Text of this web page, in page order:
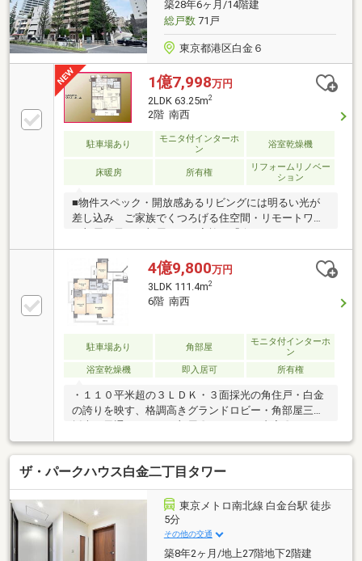
築28年6ヶ月/14階建
総戸数71戸
東京都港区白金６
1億7,998万円
2LDK 63.25m2
2階 南西
駐車場あり
モニタ付インターホ
ン
浴室乾燥機
床暖房 所有権
リフォームリノベー
ション
■物件スペック・開放感あるリビングには明るい光が
差し込み ご家族でくつろげる住空間・リモートワー
使い方ができます・お洋服の仕分けがしやすいお店の
ようなクローゼット■立地・南北線「白金台」駅徒歩9
分 都心への移動もスムーズ・プラチナ通り沿いには
見事なイチョウ並木が続き、 季節を楽しめます・
「マルエツプチ」 などのスーパーや薬局も沿道にあ
り 日常の買い物もスマートに済ませられます■かん
たんネット予約がお勧めです■(1) 【見学予約する】ボ
タンをタップ(2) ご希望の見学日時・集合場所をクリ
ックで 予約完了
4億9,800万円
3LDK 111.4m2
6階 南西
駐車場あり 角部屋
モニタ付インターホ
ン
浴室乾燥機
即入居可 所有権
・１１０平米超の３ＬＤＫ・３面採光の角住戸・白金
の誇りを映す、格調高きグランドロビー・角部屋三面
年 7月中旬完成―キッチン交換、浴室乾燥機交換、ユ
ニットバス交換、トイレ交換、 洗面化粧台交換、給湯
器交換、建具交換 、タイル貼替、 全室クロス貼替、ダ
ウンライト追加 間接照明追加、 クリーニング 等
ザ・パークハウス白金二丁目タワー
東京メトロ南北線 白金台駅 徒歩
5分
その他の交通
築8年2ヶ月/地上27階地下2階建